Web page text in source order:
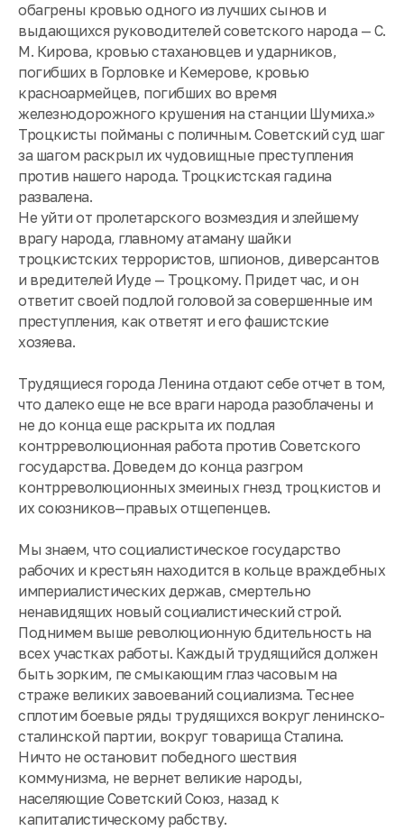
обагрены кровью одного из лучших сынов и
выдающихся руководителей советского народа — С.
М. Кирова, кровью стахановцев и ударников,
погибших в Горловке и Кемерове, кровью
красноармейцев, погибших во время
железнодорожного крушения на станции Шумиха.»
Троцкисты пойманы с поличным. Советский суд шаг
за шагом раскрыл их чудовищные преступления
против нашего народа. Троцкистская гадина
развалена.
Не уйти от пролетарского возмездия и злейшему
врагу народа, главному атаману шайки
троцкистских террористов, шпионов, диверсантов
и вредителей Иуде — Троцкому. Придет час, и он
ответит своей подлой головой за совершенные им
преступления, как ответят и его фашистские
хозяева.
Трудящиеся города Ленина отдают себе отчет в том,
что далеко еще не все враги народа разоблачены и
не до конца еще раскрыта их подлая
контрреволюционная работа против Советского
государства. Доведем до конца разгром
контрреволюционных змеиных гнезд троцкистов и
их союзников—правых отщепенцев.
Мы знаем, что социалистическое государство
рабочих и крестьян находится в кольце враждебных
империалистических держав, смертельно
ненавидящих новый социалистический строй.
Поднимем выше революционную бдительность на
всех участках работы. Каждый трудящийся должен
быть зорким, пе смыкающим глаз часовым на
страже великих завоеваний социализма. Теснее
сплотим боевые ряды трудящихся вокруг ленинско-
сталинской партии, вокруг товарища Сталина.
Ничто не остановит победного шествия
коммунизма, не вернет великие народы,
населяющие Советский Союз, назад к
капиталистическому рабству.